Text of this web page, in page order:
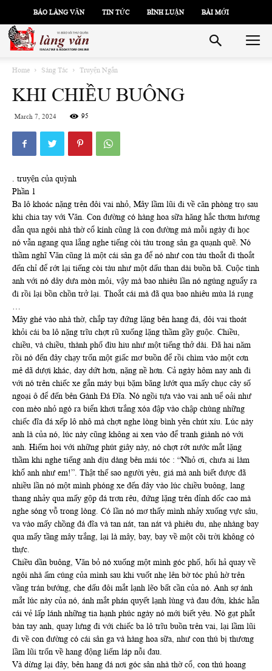
BÁO LÀNG VĂN TIN TỨC BÌNH LUẬN BÀI MỚI
Home Sáng Tác Truyện Ngắn
KHI CHIỀU BUÔNG
March 7, 2024 95
. truyện của quỳnh
Phần 1
Ba lô khoác nặng trên đôi vai nhỏ, Mây lầm lũi đi về căn phòng trọ sau
khi chia tay với Văn. Con đường có hàng hoa sữa hăng hắc thơm hương
dẫn qua ngôi nhà thờ cổ kính cũng là con đường mà mỗi ngày đi học
nó vẫn ngang qua lắng nghe tiếng còi tàu trong sân ga quạnh quẽ. Nó
thầm nghĩ Văn cũng là một cái sân ga để nó như con tàu thoắt đi thoắt
đến chỉ để rớt lại tiếng còi tàu như một dấu than dài buồn bã. Cuộc tình
anh với nó dây dưa mòn mỏi, vậy mà bao nhiêu lần nó ngúng nguẩy ra
đi rồi lại bồn chồn trở lại. Thoắt cái mà đã qua bao nhiêu mùa lá rụng
…
Mây ghé vào nhà thờ, chắp tay đứng lặng bên hang đá, đôi vai thoát
khỏi cái ba lô nặng trĩu chợt rũ xuống lặng thầm gầy guộc. Chiều,
chiều, và chiều, thành phố đìu hiu như một tiếng thở dài. Đã hai năm
rồi nó đến đây chạy trốn một giấc mơ buồn để rồi chìm vào một cơn
mê dã dượi khác, day dứt hơn, nặng nề hơn. Cả ngày hôm nay anh đi
với nó trên chiếc xe gắn máy bụi bặm băng lướt qua mấy chục cây số
ngoại ô để đến bên Gành Đá Đĩa. Nó ngồi tựa vào vai anh uể oải như
con mèo nhỏ ngó ra biển khơi trắng xóa đập vào chập chùng những
chiếc đĩa đá xếp lô nhô mà chợt nghe lòng bình yên chút xíu. Lúc này
anh là của nó, lúc này cũng không ai xen vào để tranh giành nó với
anh. Hiếm hoi với những phút giây này, nó chợt rớt nước mắt lặng
thầm khi nghe tiếng anh dịu dàng bên mái tóc : “Nhỏ ơi, chưa ai làm
khổ anh như em!”. Thật thế sao người yêu, giá mà anh biết được đã
nhiều lần nó một mình phóng xe đến đây vào lúc chiều buông, lang
thang nhảy qua mấy gộp đá trơn rêu, đứng lặng trên đỉnh dốc cao mà
nghe sóng vỗ trong lòng. Có lần nó mơ thấy mình nhảy xuống vực sâu,
va vào mấy chồng đá đĩa và tan nát, tan nát và phiêu du, nhẹ nhàng bay
qua mấy tầng mây trắng, lại là mây, bay, bay về một cõi trời không có
thực.
Chiều dần buông, Văn bỏ nó xuống một mình góc phố, hối hả quay về
ngôi nhà ấm cúng của mình sau khi vuốt nhẹ lên bờ tóc phủ hờ trên
vầng trán bướng, che dấu đôi mắt lạnh lẽo bất cần của nó. Anh sợ ánh
mắt lúc này của nó, ánh mắt phán quyết lạnh lùng và đau đớn, khác hẵn
cái vẻ lấp lánh những tia hạnh phúc ngày nó mới biết yêu. Nó gạt phắt
bàn tay anh, quay lưng đi với chiếc ba lô trĩu buồn trên vai, lại lầm lũi
đi về con đường có cái sân ga và hàng hoa sữa, như con thú bị thương
lầm lũi trốn về hang động liếm láp nỗi đau.
Và dừng lại đây, bên hang đá nơi góc sân nhà thờ cổ, con thú hoang